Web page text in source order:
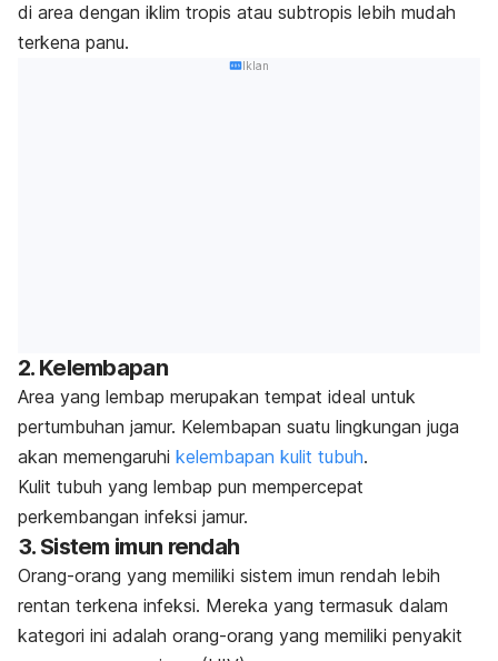
di area dengan iklim tropis atau subtropis lebih mudah
terkena panu.
Iklan
2. Kelembapan
Area yang lembap merupakan tempat ideal untuk
pertumbuhan jamur. Kelembapan suatu lingkungan juga
akan memengaruhi kelembapan kulit tubuh.
Kulit tubuh yang lembap pun mempercepat
perkembangan infeksi jamur.
3. Sistem imun rendah
Orang-orang yang memiliki sistem imun rendah lebih
rentan terkena infeksi. Mereka yang termasuk dalam
kategori ini adalah orang-orang yang memiliki penyakit